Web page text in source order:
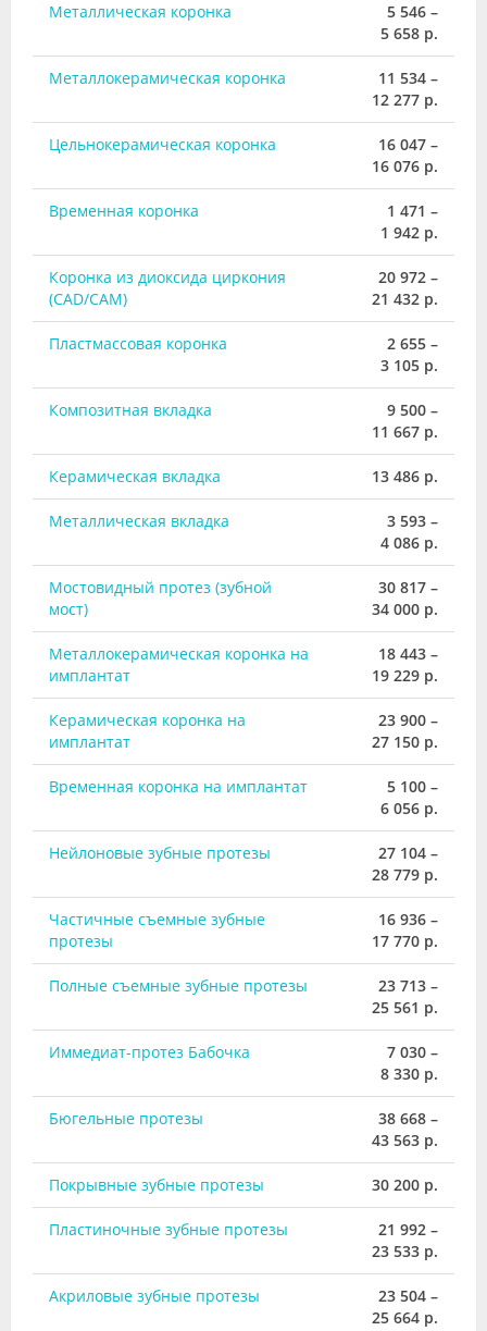
Металлическая коронка
5 546 –
5 658 р.
Металлокерамическая коронка
11 534 –
12 277 р.
Цельнокерамическая коронка
16 047 –
16 076 р.
Временная коронка
1 471 –
1 942 р.
Коронка из диоксида циркония
(CAD/CAM)
20 972 –
21 432 р.
Пластмассовая коронка
2 655 –
3 105 р.
Композитная вкладка
9 500 –
11 667 р.
Керамическая вкладка 13 486 р.
Металлическая вкладка
3 593 –
4 086 р.
Мостовидный протез (зубной
мост)
30 817 –
34 000 р.
Металлокерамическая коронка на
имплантат
18 443 –
19 229 р.
Керамическая коронка на
имплантат
23 900 –
27 150 р.
Временная коронка на имплантат
5 100 –
6 056 р.
Нейлоновые зубные протезы
27 104 –
28 779 р.
Частичные съемные зубные
протезы
16 936 –
17 770 р.
Полные съемные зубные протезы
23 713 –
25 561 р.
Иммедиат-протез Бабочка
7 030 –
8 330 р.
Бюгельные протезы
38 668 –
43 563 р.
Покрывные зубные протезы 30 200 р.
Пластиночные зубные протезы
21 992 –
23 533 р.
Акриловые зубные протезы
23 504 –
25 664 р.